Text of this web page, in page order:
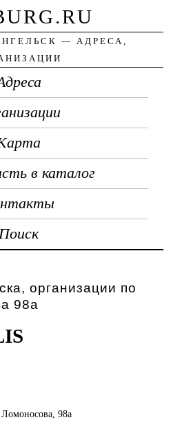
— АДРЕСА,
в каталог
Поиск
организации по
98а
Ломоносова, 98а